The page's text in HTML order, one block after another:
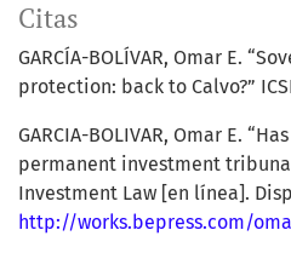
Citas
GARCÍA-BOLÍVAR, Omar E.
protection: back to Calvo?”
GARCIA-BOLIVAR, Omar E.
permanent investment
Investment Law [en línea].
http://works.bepress.com/